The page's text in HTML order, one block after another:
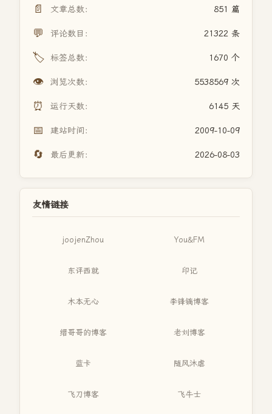
📄 文章总数： 851 篇
💬 评论数目： 21322 条
🏷️ 标签总数： 1670 个
👁️ 浏览次数： 5538569 次
⏰ 运行天数： 6145 天
📅 建站时间： 2009-10-09
🔄 最后更新： 2026-08-03
友情链接
joojenZhou You&FM
东评西就 印记
木本无心 李锋镝博客
缙哥哥的博客 老刘博客
蓝卡 随风沐虐
飞刀博客 飞牛士